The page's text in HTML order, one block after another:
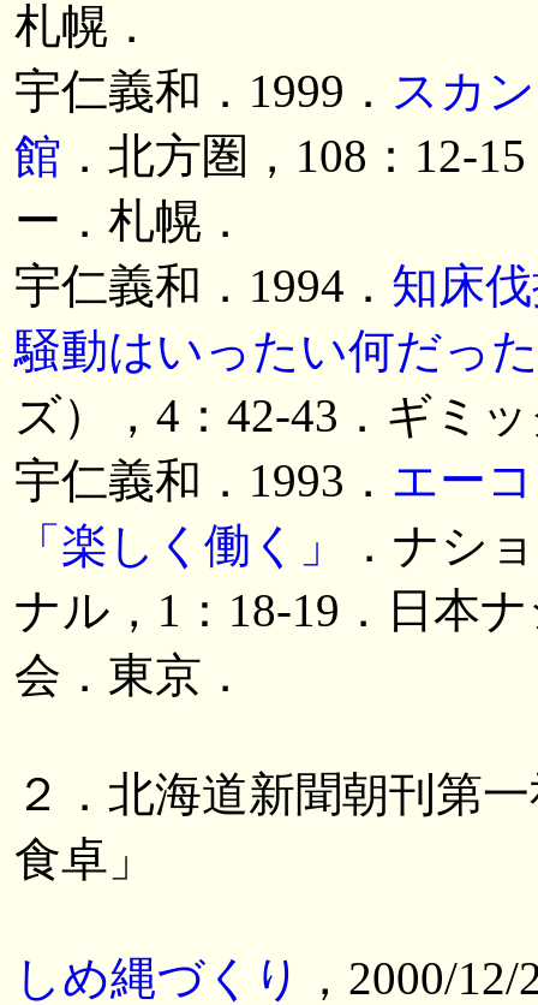
札幌．
宇仁義和．1999． スカ
館 ．北方圏，108：12-
ー．札幌．
宇仁義和．1994． 知床
騒動はいったい何だっ
ズ），4：42-43．ギミ
宇仁義和．1993． エー
「楽しく働く」
．ナシ
ナル，1：18-19．日本
会．東京．
２．北海道新聞朝刊第
食卓」
しめ縄づくり
，2000/